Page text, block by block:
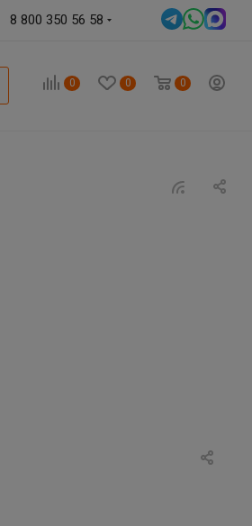
8 800 350 56 58
0 0 0